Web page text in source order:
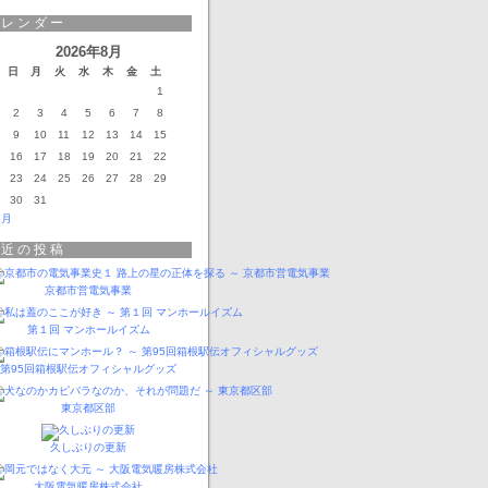
ンダー
2026年8月
日 月 火 水 木 金
土
1
2
3 4 5 6 7
8
9
10 11 12 13 14
15
16
17 18 19 20 21
22
23
24 25 26 27 28
29
30
31
の投稿
京都市営電気事業
第１回 マンホールイズム
第95回箱根駅伝オフィシャルグッズ
東京都区部
久しぶりの更新